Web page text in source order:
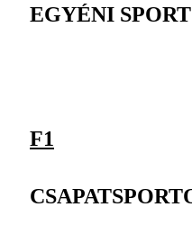
EGYÉNI
F1